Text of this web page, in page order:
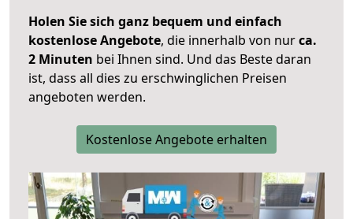
Holen Sie sich ganz bequem und einfach
kostenlose Angebote, die innerhalb von nurca.
2 Minuten bei Ihnen sind. Und das Beste daran
ist, dass all dies zu erschwinglichen Preisen
angeboten werden.
Kostenlose Angebote erhalten